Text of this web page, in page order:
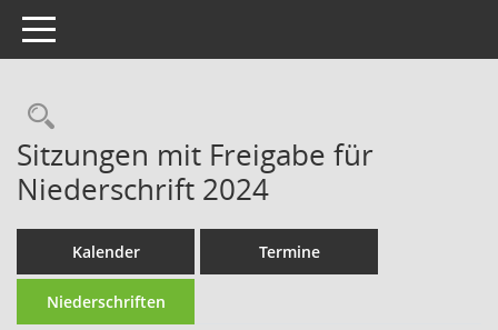
Toggle navigation
Rechercheauswahl
Sitzungen mit Freigabe für
Niederschrift 2024
Kalender Termine
Niederschriften